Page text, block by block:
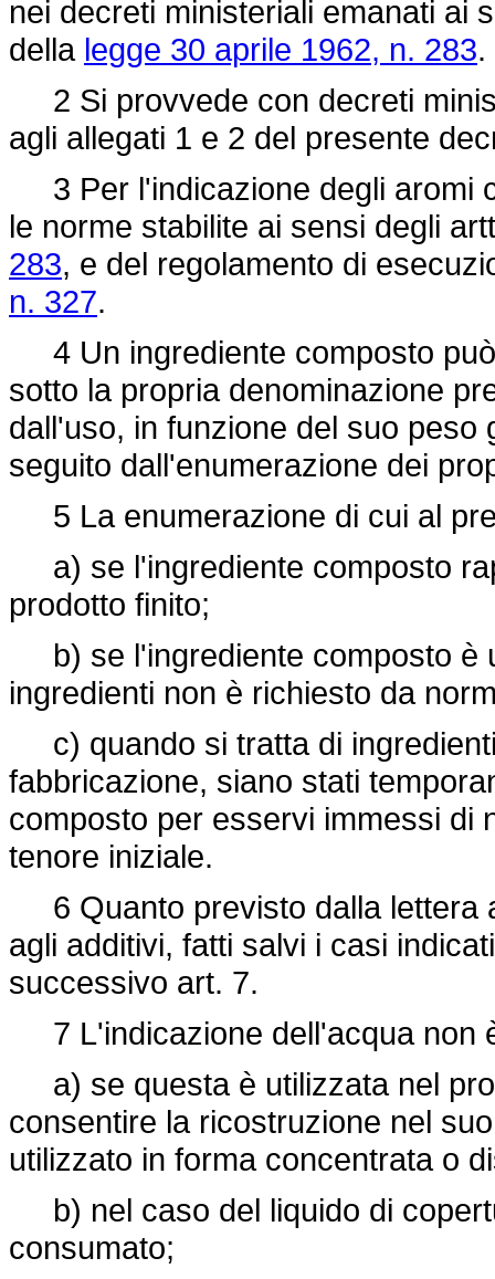
nei decreti ministeriali emanati ai
della legge 30 aprile 1962, n. 283.
2 Si provvede con decreti
agli allegati 1 e 2 del presente
3 Per l'indicazione degli aromi
le norme stabilite ai sensi degli
283, e del regolamento di
n. 327.
4 Un ingrediente composto
sotto la propria denominazione
dall'uso, in funzione del suo
seguito dall'enumerazione dei
5 La enumerazione di cui al
a) se l'ingrediente composto
prodotto finito;
b) se l'ingrediente composto è
ingredienti non è richiesto da
c) quando si tratta di
fabbricazione, siano stati
composto per esservi immessi di
tenore iniziale.
6 Quanto previsto dalla lettera
agli additivi, fatti salvi i casi
successivo art. 7.
7 L'indicazione dell'acqua non
a) se questa è utilizzata nel
consentire la ricostruzione nel
utilizzato in forma concentrata o
b) nel caso del liquido di
consumato;